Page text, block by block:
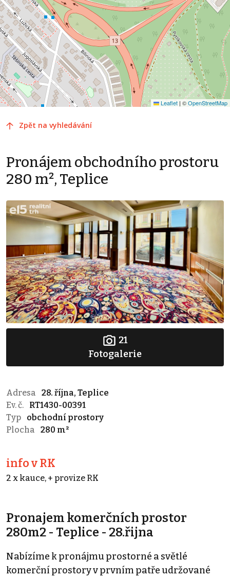
Leaflet | ©OpenStreetMap
Zpět na vyhledávání
Pronájem obchodního prostoru
280 m², Teplice
21
Fotogalerie
Adresa
28. října, Teplice
Ev. č.
RT1430-00391
Typ
obchodní prostory
Plocha
280 m²
info v RK
2 x kauce, + provize RK
Pronajem komerčních prostor
280m2 - Teplice - 28.řijna
Nabízíme k pronájmu prostorné a světlé
komerční prostory v prvním patře udržované